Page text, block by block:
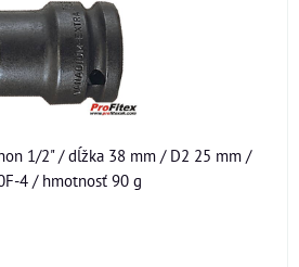
1/2" / dĺžka 38 mm / D2 25 mm /
4 / hmotnosť 90 g